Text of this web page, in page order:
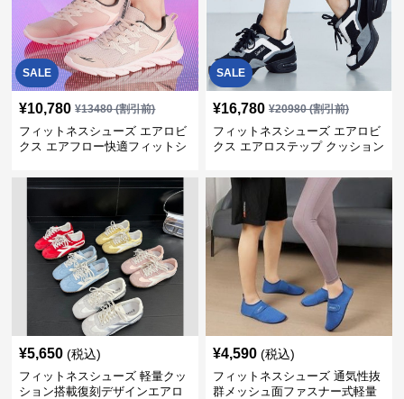
SALE
¥10,780 ¥13480(割引前)
フィットネスシューズ エアロビ
クス エアフロー快適フィットシ
SALE
¥16,780 ¥20980(割引前)
フィットネスシューズ エアロビ
クス エアロステップ クッション
¥5,650 (税込)
フィットネスシューズ 軽量クッ
ション搭載復刻デザインエアロ
¥4,590 (税込)
フィットネスシューズ 通気性抜
群メッシュ面ファスナー式軽量